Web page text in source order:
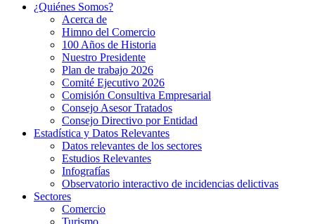
¿Quiénes Somos?
Acerca de
Himno del Comercio
100 Años de Historia
Nuestro Presidente
Plan de trabajo 2026
Comité Ejecutivo 2026
Comisión Consultiva Empresarial
Consejo Asesor Tratados
Consejo Directivo por Entidad
Estadística y Datos Relevantes
Datos relevantes de los sectores
Estudios Relevantes
Infografías
Observatorio interactivo de incidencias delictivas
Sectores
Comercio